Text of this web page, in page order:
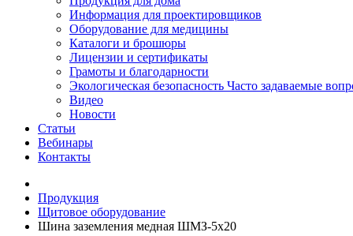
Информация для проектировщиков
Оборудование для медицины
Каталоги и брошюры
Лицензии и сертификаты
Грамоты и благодарности
Экологическая безопасность Часто задаваемые
Видео
Новости
Статьи
Вебинары
Контакты
Продукция
Щитовое оборудование
Шина заземления медная ШМЗ-5х20